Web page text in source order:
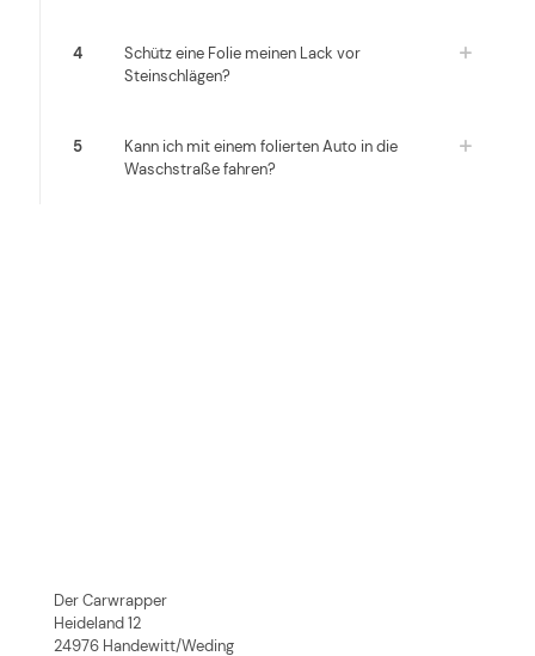
4
Schütz eine Folie meinen Lack vor
Steinschlägen?
5
Kann ich mit einem folierten Auto in die
Waschstraße fahren?
Der Carwrapper
Heideland 12
24976 Handewitt/Weding